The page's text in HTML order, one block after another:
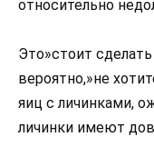
относительно
Это»стоит
вероятно,»не
яиц с личинками,
личинки имеют